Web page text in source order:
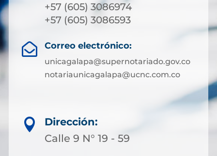
+57 (605) 3086974
+57 (605) 3086593
 Correo electrónico:
unicagalapa@supernotariado.gov.co
notariaunicagalapa@ucnc.com.co

Dirección:
Calle 9 N° 19 - 59